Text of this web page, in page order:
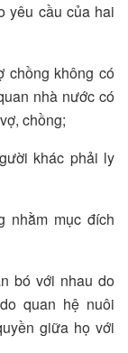
yêu cầu của hai
chồng không có
nhà nước có
chồng;
khác phải ly
nhằm mục đích
bó với nhau do
quan hệ nuôi
giữa họ với